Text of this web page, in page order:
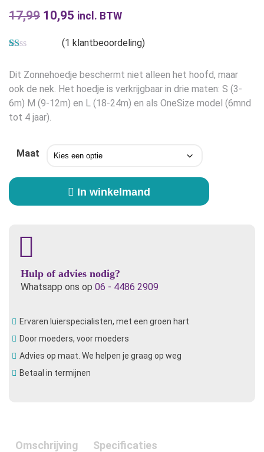
17,99 Oorspronkelijke
was:
€17,99.
10,95 Huidige
€10,95.
incl. BTW
op
5
gebaseerd
op
klant
waardering
(1 klantbeoordeling)
Dit Zonnehoedje beschermt niet alleen het hoofd, maar
ook de nek. Het hoedje is verkrijgbaar in drie maten: S (3-
6m) M (9-12m) en L (18-24m) en als OneSize model (6mnd
tot 4 jaar).
Maat
Bummis
Zonnehoed
In winkelmand
Hulp of advies nodig?
Whatsapp ons op 06 - 4486 2909
Ervaren luierspecialisten, met een groen hart
Door moeders, voor moeders
Advies op maat. We helpen je graag op weg
Betaal in termijnen
Omschrijving Specificaties